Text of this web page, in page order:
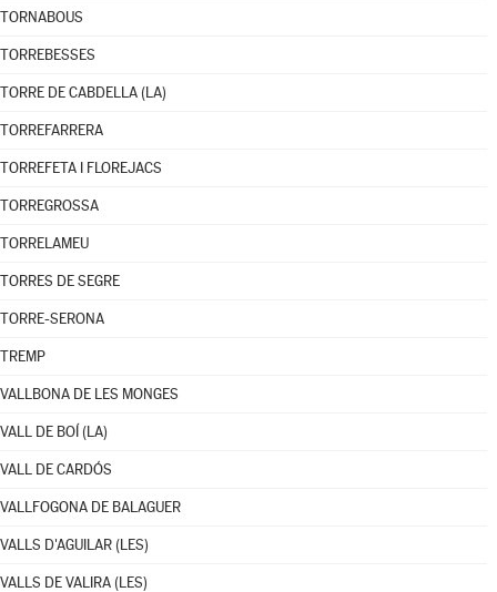
TORNABOUS
TORREBESSES
TORRE DE CABDELLA (LA)
TORREFARRERA
TORREFETA I FLOREJACS
TORREGROSSA
TORRELAMEU
TORRES DE SEGRE
TORRE-SERONA
TREMP
VALLBONA DE LES MONGES
VALL DE BOÍ (LA)
VALL DE CARDÓS
VALLFOGONA DE BALAGUER
VALLS D'AGUILAR (LES)
VALLS DE VALIRA (LES)